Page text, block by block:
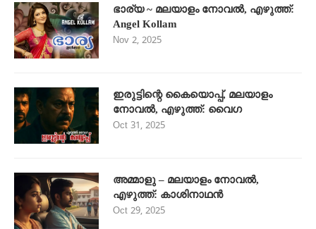
ഭാര്യ ~ മലയാളം നോവൽ, എഴുത്ത്:
Angel Kollam
Nov 2, 2025
ഇരുട്ടിന്റെ കൈയൊപ്പ്, മലയാളം
നോവൽ, എഴുത്ത്: വൈഗ
Oct 31, 2025
അമ്മാളു – മലയാളം നോവൽ,
എഴുത്ത്: കാശിനാഥൻ
Oct 29, 2025